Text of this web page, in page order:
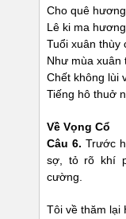
Cho quê
Lê ki ma
Tuổi xuân thùy
Như mùa xuân
Chết không lùi
Tiếng hô thuở
Về Vọng Cổ
Câu 6. Trước
sợ, tỏ rõ khí
cường.
Tôi về thăm lại